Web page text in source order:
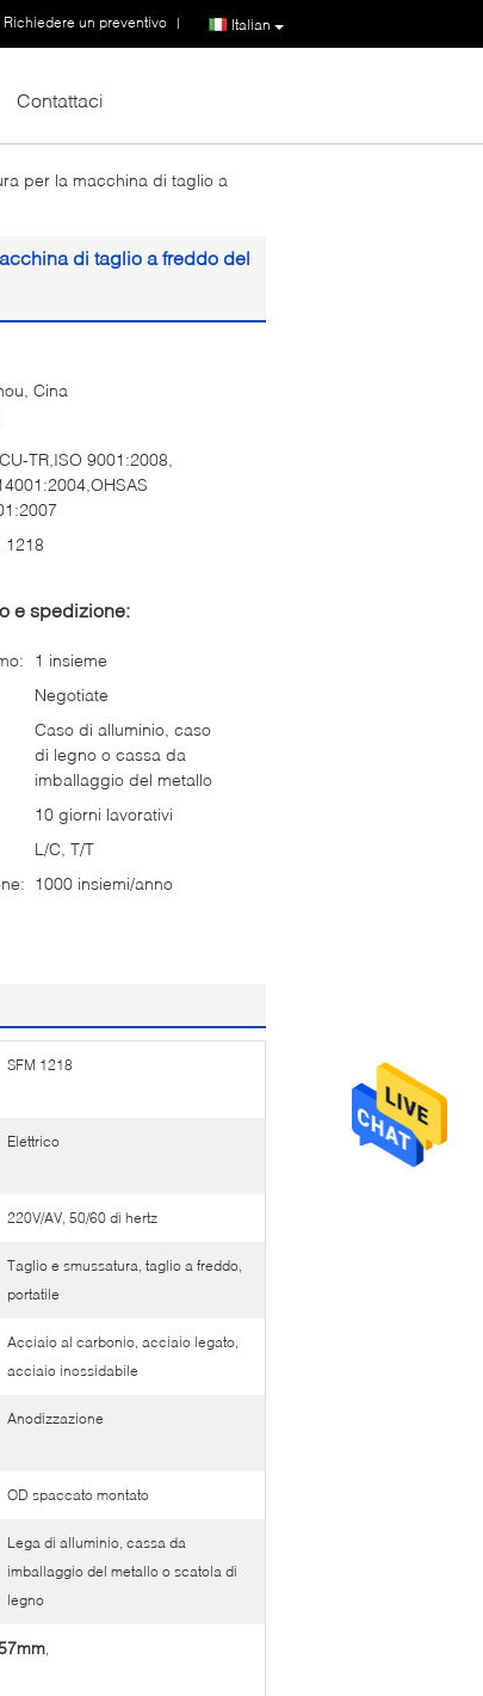
Italian
Richiedere un preventivo |
Contattaci
per la macchina di taglio a
di taglio a freddo del
Cina
TR,ISO 9001:2008,
1218
e spedizione:
1 insieme
Negotiate
Caso di alluminio, caso
di legno o cassa da
imballaggio del metallo
10 giorni lavorativi
L/C, T/T
1000 insiemi/anno
SFM 1218
Elettrico
220V/AV, 50/60 di hertz
Taglio e smussatura, taglio a freddo,
portatile
Acciaio al carbonio, acciaio legato,
acciaio inossidabile
Anodizzazione
OD spaccato montato
Lega di alluminio, cassa da
imballaggio del metallo o scatola di
legno
,